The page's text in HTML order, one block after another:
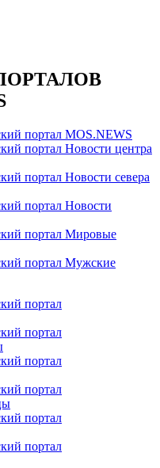
портал MOS.NEWS
портал Новости центра
портал Новости севера
портал Новости
портал Мировые
портал Мужские
портал
портал
портал
портал
портал
портал